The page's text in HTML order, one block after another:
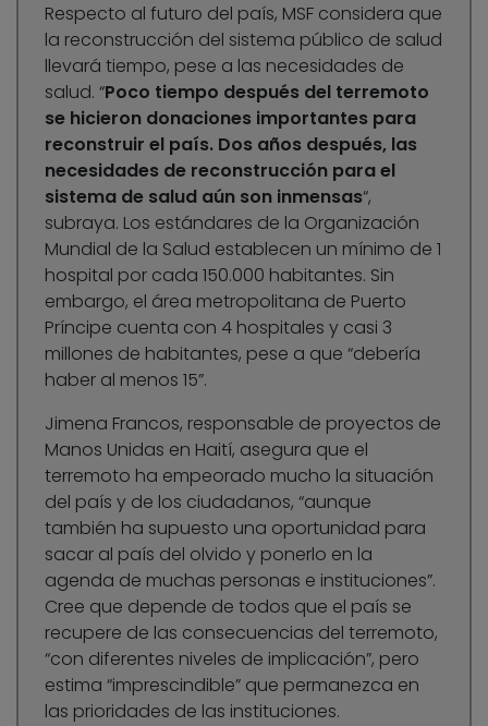
Respecto al futuro del país, MSF considera que
la reconstrucción del sistema público de salud
llevará tiempo, pese a las necesidades de
salud. “Poco tiempo después del terremoto
se hicieron donaciones importantes para
reconstruir el país. Dos años después, las
necesidades de reconstrucción para el
sistema de salud aún son inmensas“,
subraya. Los estándares de la Organización
Mundial de la Salud establecen un mínimo de 1
hospital por cada 150.000 habitantes. Sin
embargo, el área metropolitana de Puerto
Príncipe cuenta con 4 hospitales y casi 3
millones de habitantes, pese a que “debería
haber al menos 15”.
Jimena Francos, responsable de proyectos de
Manos Unidas en Haití, asegura que el
terremoto ha empeorado mucho la situación
del país y de los ciudadanos, “aunque
también ha supuesto una oportunidad para
sacar al país del olvido y ponerlo en la
agenda de muchas personas e instituciones”.
Cree que depende de todos que el país se
recupere de las consecuencias del terremoto,
“con diferentes niveles de implicación”, pero
estima “imprescindible” que permanezca en
las prioridades de las instituciones.